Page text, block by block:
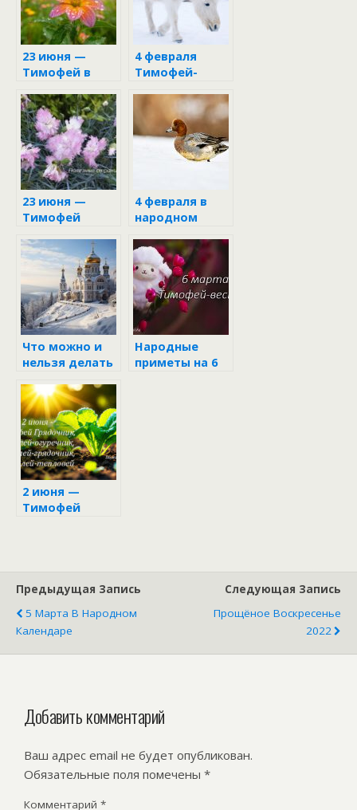
23 июня —
Тимофей в
календаре
4 февраля
Тимофей-
23 июня —
Тимофей
4 февраля в
народном
Что можно и
нельзя делать
День Тимофея:
народные
приметы и
традиции
Тимофеевых
морозов
Народные
приметы на 6
2 июня —
Тимофей
Предыдущая Запись
5 Марта В Народном
Календаре
Следующая Запись
Прощёное Воскресенье
2022
Добавить комментарий
Ваш адрес email не будет опубликован.
Обязательные поля помечены *
Комментарий *